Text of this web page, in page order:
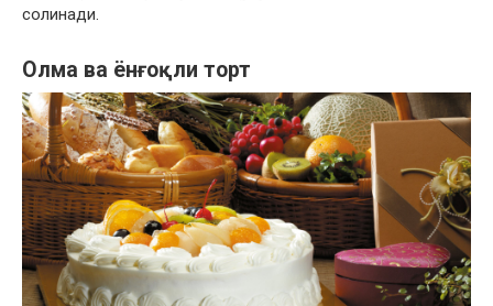
солинади.
Олма ва ёнғоқли торт